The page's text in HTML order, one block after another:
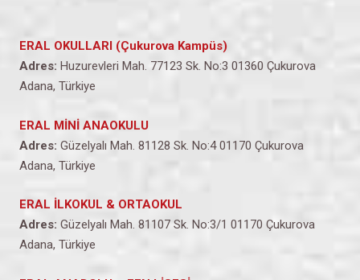
ERAL OKULLARI (Çukurova Kampüs)
Adres: Huzurevleri Mah. 77123 Sk. No:3 01360 Çukurova
Adana, Türkiye
ERAL MİNİ ANAOKULU
Adres: Güzelyalı Mah. 81128 Sk. No:4 01170 Çukurova
Adana, Türkiye
ERAL İLKOKUL & ORTAOKUL
Adres: Güzelyalı Mah. 81107 Sk. No:3/1 01170 Çukurova
Adana, Türkiye